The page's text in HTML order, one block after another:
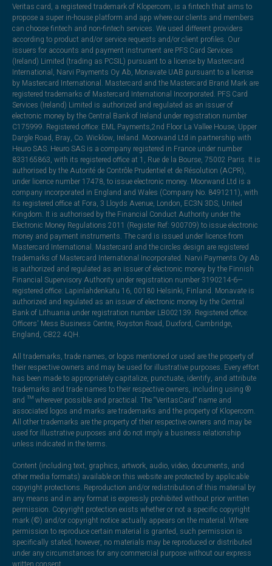
Veritas card, a registered trademark of Klopercom, is a fintech that aims to
propose a super in-house platform and app where our clients and members
can choose fintech and non-fintech services. We used different providers
according to product and/or service requests and/or client profiles. Our
issuers for accounts and payment instrument are PFS Card Services
(Ireland) Limited (trading as PCSIL) pursuant to a license by Mastercard
International, Narvi Payments Oy Ab, Monavate UAB pursuant to a license
by Mastercard International. Mastercard and the Mastercard Brand Mark are
registered trademarks of Mastercard International Incorporated. PFS Card
Services (Ireland) Limited is authorized and regulated as an issuer of
electronic money by the Central Bank of Ireland under registration number
C175999. Registered office: EML Payments,2nd Floor La Vallee House, Upper
Dargle Road, Bray, Co. Wicklow, Ireland. Moorwand Ltd in partnership with
Heuro SAS. Heuro SAS is a company registered in France under number
833165863, with its registered office at 1, Rue de la Bourse, 75002 Paris. It is
authorised by the Autorité de Contrôle Prudentiel et de Résolution (ACPR),
under licence number 17478, to issue electronic money. Moorwand Ltd is a
company incorporated in England and Wales (Company No. 8491211), with
its registered office at Fora, 3 Lloyds Avenue, London, EC3N 3DS, United
Kingdom. It is authorised by the Financial Conduct Authority under the
Electronic Money Regulations 2011 (Register Ref: 900709) to issue electronic
money and payment instruments. The card is issued under licence from
Mastercard International. Mastercard and the circles design are registered
trademarks of Mastercard International Incorporated. Narvi Payments Oy Ab
is authorized and regulated as an issuer of electronic money by the Finnish
Financial Supervisory Authority under registration number 3190214-6—
registered office: Lapinlahdenkatu 16, 00180 Helsinki, Finland. Monavate is
authorized and regulated as an issuer of electronic money by the Central
Bank of Lithuania under registration number LB002139. Registered office:
Officers' Mess Business Centre, Royston Road, Duxford, Cambridge,
England, CB22 4QH.
All trademarks, trade names, or logos mentioned or used are the property of
their respective owners and may be used for illustrative purposes. Every effort
has been made to appropriately capitalize, punctuate, identify, and attribute
trademarks and trade names to their respective owners, including using ®
and ™ wherever possible and practical. The “VeritasCard” name and
associated logos and marks are trademarks and the property of Klopercom.
All other trademarks are the property of their respective owners and may be
used for illustrative purposes and do not imply a business relationship
unless indicated in the terms.
Content (including text, graphics, artwork, audio, video, documents, and
other media formats) available on this website are protected by applicable
copyright protections. Reproduction and/or redistribution of this material by
any means and in any format is expressly prohibited without prior written
permission. Copyright protection exists whether or not a specific copyright
mark (©) and/or copyright notice actually appears on the material. Where
permission to reproduce certain material is granted, such permission is
specifically stated; however, no materials may be reproduced or distributed
under any circumstances for any commercial purpose without our express